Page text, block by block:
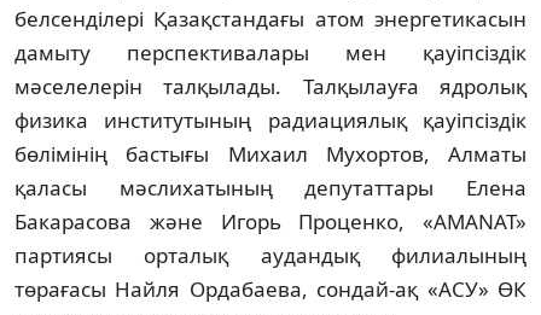
белсенділері Қазақстандағы атом энергетикасын
дамыту перспективалары мен қауіпсіздік
мәселелерін талқылады. Талқылауға ядролық
физика институтының радиациялық қауіпсіздік
бөлімінің бастығы Михаил Мухортов, Алматы
қаласы мәслихатының депутаттары Елена
Бакарасова және Игорь Проценко, «AMANAT»
партиясы орталық аудандық филиалының
төрағасы Найля Ордабаева, сондай-ақ «АСУ» ӨК